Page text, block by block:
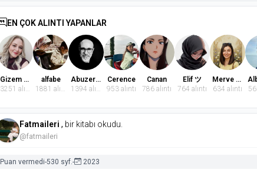
EN ÇOK ALINTI YAPANLAR
Gizem Dindaroğlu
3251 alıntı
alfabe
1881 alıntı
Abuzer Badem
1394 alıntı
Cerence
953 alıntı
Canan
786 alıntı
Elif ツ
764 alıntı
Merve Kaba 🌕
634 alıntı
Fatmaileri , bir kitabı okudu.
@fatmaileri
Puan vermedi-530 syf.- 2023